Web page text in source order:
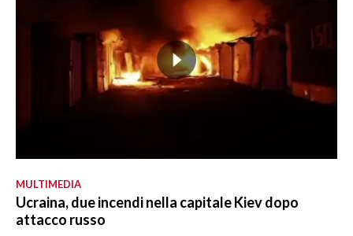
MULTIMEDIA
Ucraina, due incendi nella capitale Kiev dopo
attacco russo